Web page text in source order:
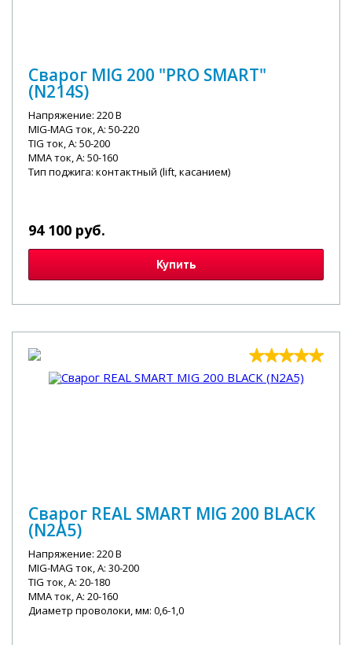
Сварог MIG 200 "PRO SMART"
(N214S)
Напряжение: 220 В
MIG-MAG ток, А: 50-220
TIG ток, А: 50-200
MMA ток, А: 50-160
Тип поджига: контактный (lift, касанием)
94 100 руб.
Купить
Сварог REAL SMART MIG 200 BLACK
(N2A5)
Напряжение: 220 В
MIG-MAG ток, А: 30-200
TIG ток, А: 20-180
MMA ток, А: 20-160
Диаметр проволоки, мм: 0,6-1,0